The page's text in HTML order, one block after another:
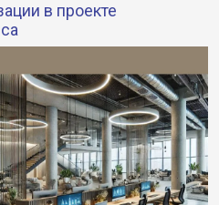
в проекте